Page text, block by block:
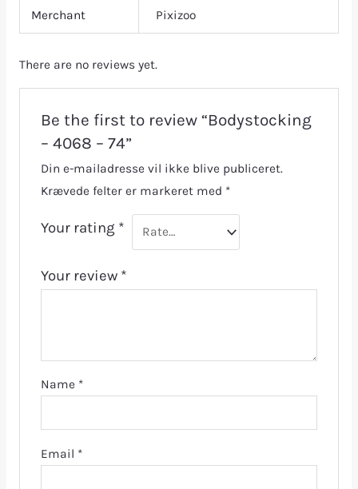
Merchant Pixizoo
There are no reviews yet.
Be the first to review “Bodystocking
– 4068 – 74”
Din e-mailadresse vil ikke blive publiceret.
Krævede felter er markeret med *
Your rating *
Your review *
Name *
Email *